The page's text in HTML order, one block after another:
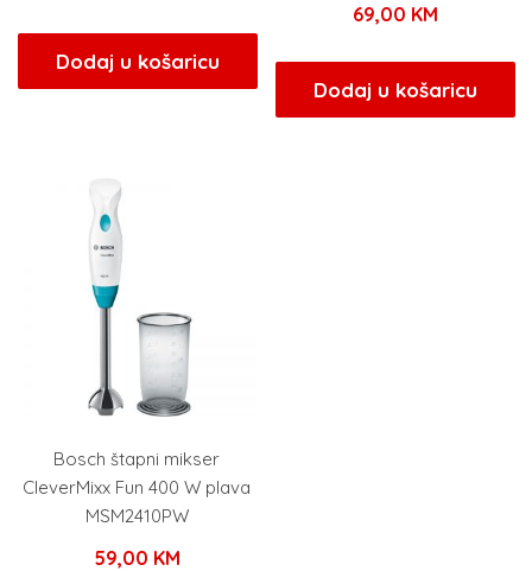
Dodaj u košaricu
69,00 KM
Dodaj u košaricu
Bosch štapni mikser
CleverMixx Fun 400 W plava
MSM2410PW
59,00 KM